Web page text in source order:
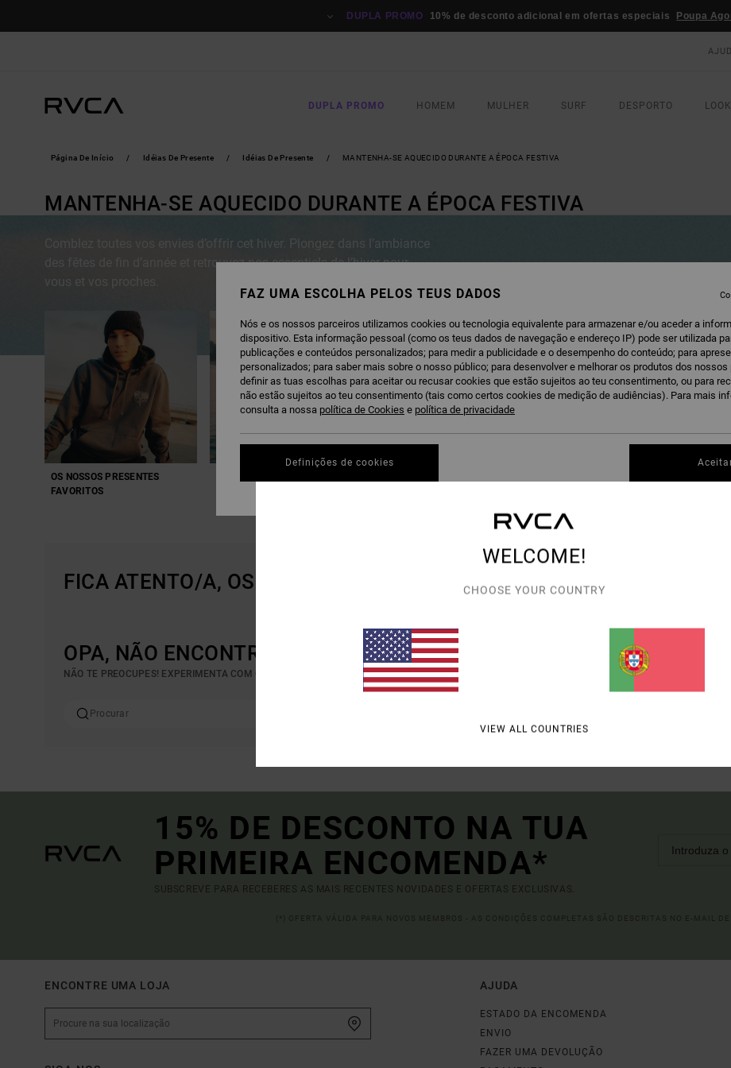
DUPLA PROMO 10% de desconto adicional em ofertas especiais Poupa
DUPLA PROMO HOMEM MULHER SURF DESPORTO
Página De Início Idéias De Presente Idéias De Presente MANTENHA-SE AQUECIDO DURANTE A ÉPOCA FESTIVA
MANTENHA-SE AQUECIDO DURANTE A ÉPOCA FESTIVA
Comblez toutes vos envies d’offrir cet hiver. Plongez dans l’ambiance
des fêtes de fin d’année et retrouvez nos essentiels de l’hiver pour
vous et vos proches.
OS NOSSOS PRESENTES
FAVORITOS
FICA ATENTO/A, OS PRODUTOS VOLTAM EM BREVE
OPA, NÃO ENCONTRAMOS RESULTADOS PARA A TUA PESQUISA.
NÃO TE PREOCUPES! EXPERIMENTA COM OUTRAS PALAVRAS-CHAVE OU EXPLORA AS NOSSAS CATEGORIAS PARA ENCONTRAR O QUE PROCURAS.
15% DE DESCONTO NA TUA
PRIMEIRA ENCOMENDA*
SUBSCREVE PARA RECEBERES AS MAIS RECENTES NOVIDADES E OFERTAS EXCLUSIVAS.
ENCONTRE UMA LOJA AJUDA
ESTADO DA ENCOMENDA
ENVIO
FAZER UMA DEVOLUÇÃO
WELCOME!
CHOOSE YOUR COUNTRY
VIEW ALL COUNTRIES
FAZ UMA ESCOLHA PELOS TEUS DADOS
Nós e os nossos parceiros utilizamos cookies ou tecnologia equivalente para armazenar e/ou aceder a
dispositivo. Esta informação pessoal (como os teus dados de navegação e endereço IP) pode ser utilizada
publicações e conteúdos personalizados; para medir a publicidade e o desempenho do conteúdo; para
personalizados; para saber mais sobre o nosso público; para desenvolver e melhorar os produtos dos nossos
definir as tuas escolhas para aceitar ou recusar cookies que estão sujeitos ao teu consentimento, ou para
não estão sujeitos ao teu consentimento (tais como certos cookies de medição de audiências). Para mais
consulta a nossa política de Cookies e política de privacidade
Definições de cookies